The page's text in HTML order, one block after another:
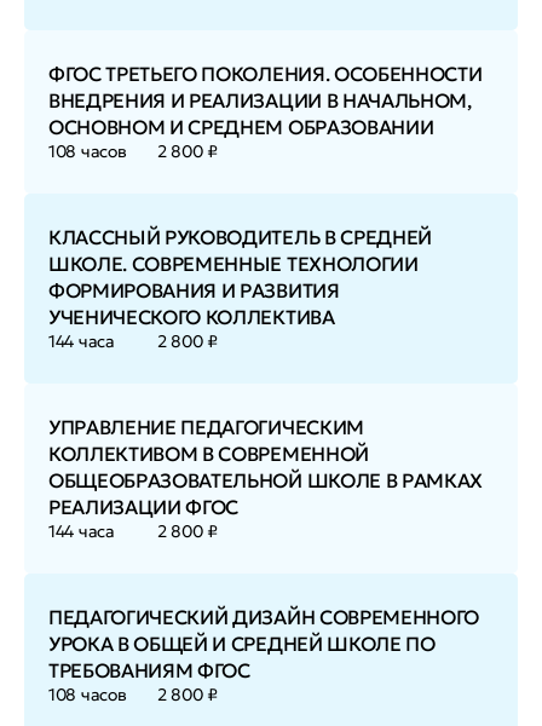
ФГОС ТРЕТЬЕГО ПОКОЛЕНИЯ. ОСОБЕННОСТИ
ВНЕДРЕНИЯ И РЕАЛИЗАЦИИ В НАЧАЛЬНОМ,
ОСНОВНОМ И СРЕДНЕМ ОБРАЗОВАНИИ
108 часов 2 800 ₽
КЛАССНЫЙ РУКОВОДИТЕЛЬ В СРЕДНЕЙ
ШКОЛЕ. СОВРЕМЕННЫЕ ТЕХНОЛОГИИ
ФОРМИРОВАНИЯ И РАЗВИТИЯ
УЧЕНИЧЕСКОГО КОЛЛЕКТИВА
144 часа 2 800 ₽
УПРАВЛЕНИЕ ПЕДАГОГИЧЕСКИМ
КОЛЛЕКТИВОМ В СОВРЕМЕННОЙ
ОБЩЕОБРАЗОВАТЕЛЬНОЙ ШКОЛЕ В РАМКАХ
РЕАЛИЗАЦИИ ФГОС
144 часа 2 800 ₽
ПЕДАГОГИЧЕСКИЙ ДИЗАЙН СОВРЕМЕННОГО
УРОКА В ОБЩЕЙ И СРЕДНЕЙ ШКОЛЕ ПО
ТРЕБОВАНИЯМ ФГОС
108 часов 2 800 ₽